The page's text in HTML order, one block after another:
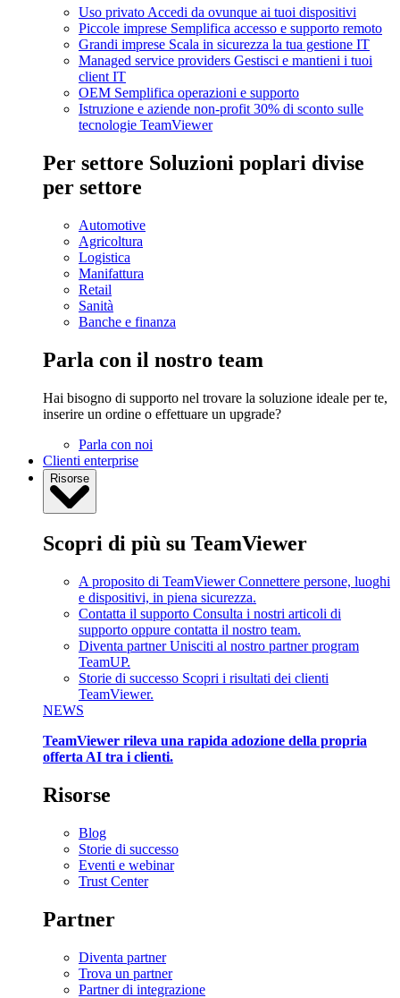
Uso privato Accedi da ovunque ai tuoi dispositivi
Piccole imprese Semplifica accesso e supporto remoto
Grandi imprese Scala in sicurezza la tua gestione IT
Managed service providers Gestisci e mantieni i tuoi
client IT
OEM Semplifica operazioni e supporto
Istruzione e aziende non-profit 30% di sconto sulle
tecnologie TeamViewer
Per settore Soluzioni poplari divise
per settore
Automotive
Agricoltura
Logistica
Manifattura
Retail
Sanità
Banche e finanza
Parla con il nostro team
Hai bisogno di supporto nel trovare la soluzione ideale per te,
inserire un ordine o effettuare un upgrade?
Parla con noi
Clienti enterprise
Risorse
Scopri di più su TeamViewer
A proposito di TeamViewer Connettere persone, luoghi
e dispositivi, in piena sicurezza.
Contatta il supporto Consulta i nostri articoli di
supporto oppure contatta il nostro team.
Diventa partner Unisciti al nostro partner program
TeamUP.
Storie di successo Scopri i risultati dei clienti
TeamViewer.
NEWS
TeamViewer rileva una rapida adozione della propria
offerta AI tra i clienti.
Risorse
Blog
Storie di successo
Eventi e webinar
Trust Center
Partner
Diventa partner
Trova un partner
Partner di integrazione